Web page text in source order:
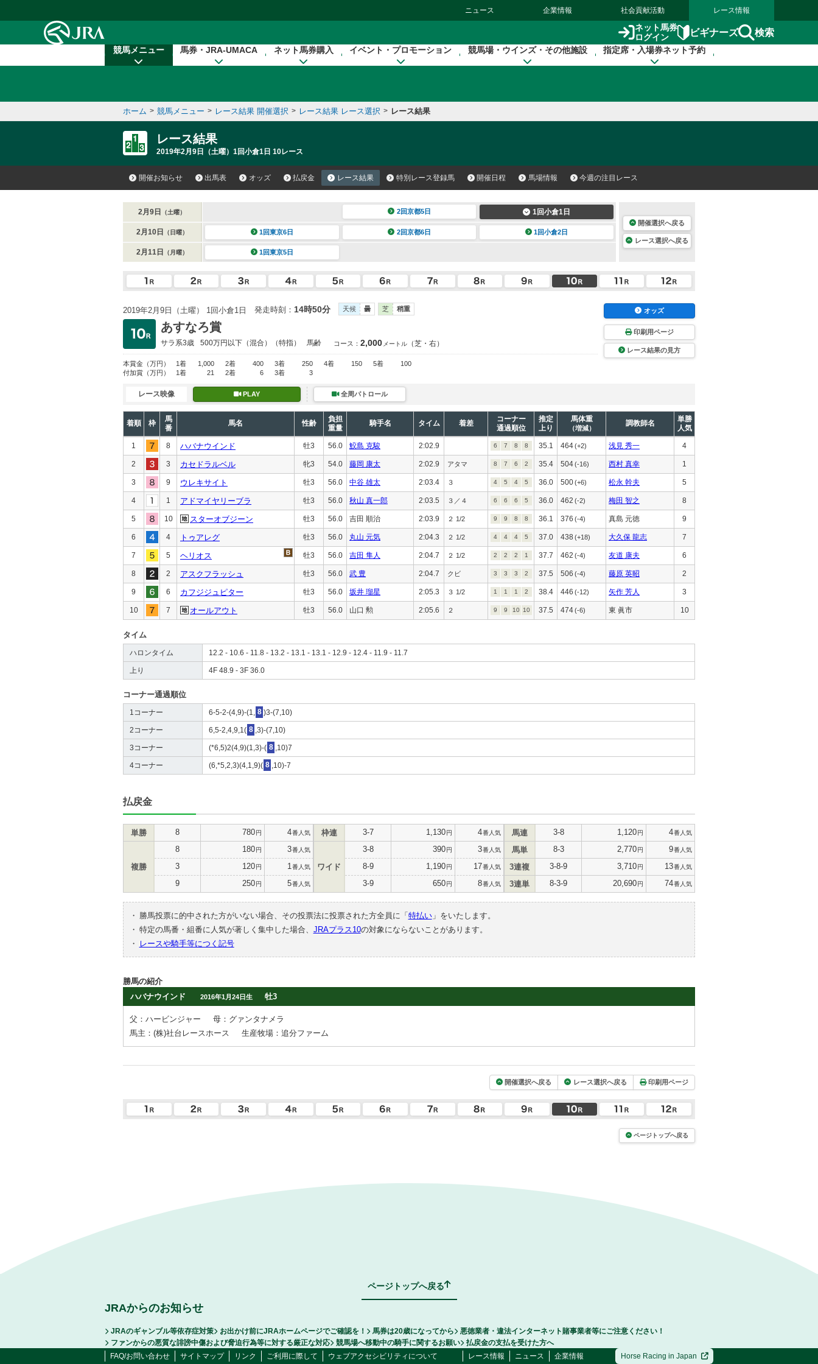
ニュース 企業情報 社会貢献活動 レース情報
ネット馬券
ログイン
ビギナーズ 検索
競馬メニュー 馬券・JRA-UMACA ネット馬券購入 イベント・プロモーション 競馬場・ウインズ・その他施設 指定席・入場券ネット予約
ホーム > 競馬メニュー > レース結果 開催選択 > レース結果 レース選択 > レース結果
レース結果
2019年2月9日（土曜）1回小倉1日 10レース
開催お知らせ 出馬表 オッズ 払戻金 レース結果 特別レース登録馬 開催日程 馬場情報 今週の注目レース
2月9日 （土曜） 2回京都5日 1回小倉1日
2月10日 （日曜） 1回東京6日 2回京都6日 1回小倉2日
2月11日 （月曜） 1回東京5日
開催選択へ戻る
レース選択へ戻る
2019年2月9日（土曜） 1回小倉1日 発走時刻： 14時50分 天候 曇 芝 稍重
あすなろ賞
サラ系3歳 500万円以下 （混合）（特指） 馬齢 コース： 2,000 メートル （芝・右）
本賞金 （万円） 1着 1,000 2着 400 3着 250 4着 150 5着
100
付加賞 （万円） 1着 21 2着 6 3着 3
オッズ
印刷用ページ
レース結果の見方
レース映像 PLAY 全周パトロール
着順 枠
馬
番
馬名 性齢
負担
重量
騎手名 タイム 着差
コーナー
通過順位
推定
上り
馬体重
（増減）
調教師名
単勝
人気
1 8 ハバナウインド 牡3 56.0 鮫島 克駿 2:02.9 6 7 8 8 35.1 464(+2) 浅見 秀一 4
2 3 カセドラルベル 牝3 54.0 藤岡 康太 2:02.9 アタマ 8 7 6 2 35.4 504(-16) 西村 真幸 1
3 9 ウレキサイト 牡3 56.0 中谷 雄太 2:03.4 ３ 4 5 4 5 36.0 500(+6) 松永 幹夫 5
4 1 アドマイヤリーブラ 牡3 56.0 秋山 真一郎 2:03.5 ３／４ 6 6 6 5 36.0 462 (-2) 梅田 智之 8
5 10 スターオブジーン 牡3 56.0 吉田 順治 2:03.9 ２ 1/2 9 9 8 8 36.1 376 (-4) 真島 元徳 9
6 4 トゥアレグ 牡3 56.0 丸山 元気 2:04.3 ２ 1/2 4 4 4 5 37.0 438 (+18) 大久保 龍志 7
7 5 ヘリオス 牡3 56.0 吉田 隼人 2:04.7 ２ 1/2 2 2 2 1 37.7 462 (-4) 友道 康夫 6
8 2 アスクフラッシュ 牡3 56.0 武 豊 2:04.7 クビ 3 3 3 2 37.5 506 (-4) 藤原 英昭 2
9 6 カフジジュピター 牡3 56.0 坂井 瑠星 2:05.3 ３ 1/2 1 1 1 2 38.4 446 (-12) 矢作 芳人 3
10 7 オールアウト 牡3 56.0 山口 勲 2:05.6 ２ 9 9 10 10 37.5 474(-6) 東 眞市 10
タイム
ハロンタイム 12.2 - 10.6 - 11.8 - 13.2 - 13.1 - 13.1 - 12.9 - 12.4 - 11.9 - 11.7
上り 4F 48.9 - 3F 36.0
コーナー通過順位
1コーナー 6-5-2-(4,9)-(1, 8 )3-(7,10)
2コーナー 6,5-2,4,9,1( 8 ,3)-(7,10)
3コーナー (*6,5)2(4,9)(1,3)-( 8 ,10)7
4コーナー (6,*5,2,3)(4,1,9)( 8 ,10)-7
払戻金
単勝 8 780円 4番人気
複勝
8 180円 3番人気
3 120円 1 番人気
9 250円 5番人気
枠連 3-7 1,130円 4番人気
ワイド
3-8 390円 3番人気
8-9 1,190円 17番人気
3-9 650円 8番人気
馬連 3-8 1,120円 4番人気
馬単 8-3 2,770円 9番人気
3連複 3-8-9 3,710円 13番人気
3連単 8-3-9 20,690円 74番人気
・ 勝馬投票に的中された方がいない場合、その投票法に投票された方全員に「 特払い」をいたします。
・ 特定の馬番・組番に人気が著しく集中した場合、 JRAプラス10の対象にならないことがあります。
・
レースや騎手等につく記号
勝馬の紹介
ハバナウインド
2016年1月24日生 牡3
父：ハービンジャー
母：グァンタナメラ
馬主：(株)社台レースホース
生産牧場：追分ファーム
開催選択へ戻る レース選択へ戻る 印刷用ページ
ページトップへ戻る
ページトップへ戻る
JRAからのお知らせ
JRAのギャンブル等依存症対策 お出かけ前にJRAホームページでご確認を！ 馬券は20歳になってから
悪徳業者・違法インターネット賭事業者等にご注意ください！
ファンからの悪質な誹謗中傷および脅迫行為等に対する厳正な対応
競馬場へ移動中の騎手に関するお願い
払戻金の支払を受けた方へ
FAQ/お問い合わせ
サイトマップ リンク ご利用に際して ウェブアクセシビリティについて レース情報 ニュース 企業情報 Horse Racing in Japan